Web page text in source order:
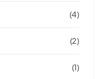
(4)
(2)
(1)